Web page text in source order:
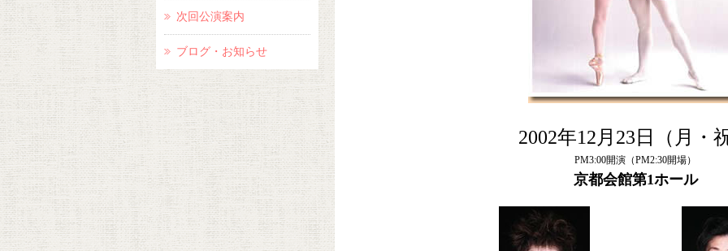
2002年12月23日（月・
PM3:00開演（PM2:30開場）
京都会館第1ホール
次回公演案内
ブログ・お知らせ